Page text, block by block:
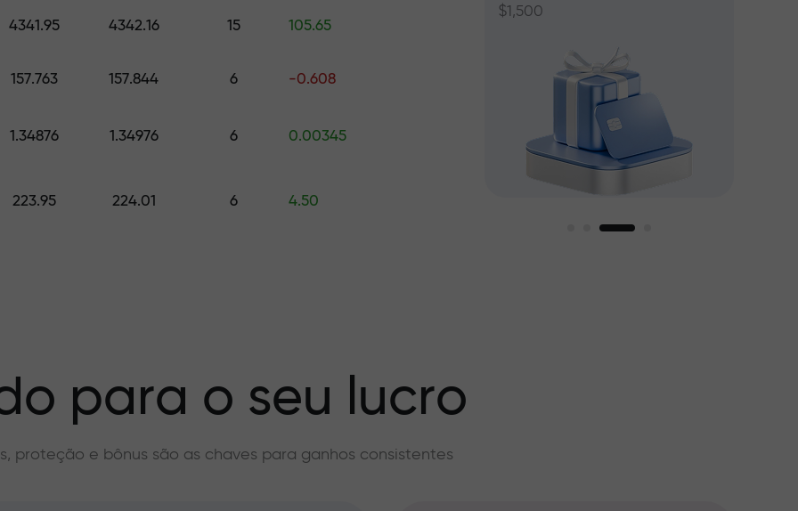
— garantimos
— o maior
mercado
4341.95 4342.16 15 105.65
157.763 157.844 6 -0.608
1.34876 1.34976 6 0.00345
223.95 224.01 6 4.50
$1,500
para o seu lucro
proteção e bônus são as chaves para ganhos consistentes